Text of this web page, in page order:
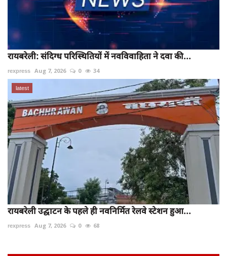
रायबरेली: संदिग्ध परिस्थितियों में नवविवाहिता ने दवा की...
rexpress Aug 7, 2026 0 34
latest
रायबरेली उद्घाटन के पहले ही नवनिर्मित रेलवे स्टेशन हुआ...
rexpress Aug 7, 2026 0 68